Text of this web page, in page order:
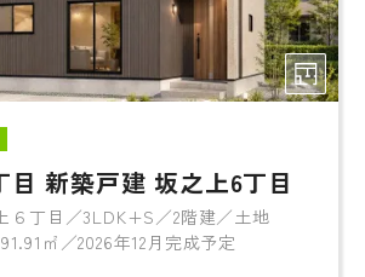
目 新築戸建 坂之上6丁目
６丁目／3LDK+S／2階建／土地
㎡／2026年12月完成予定